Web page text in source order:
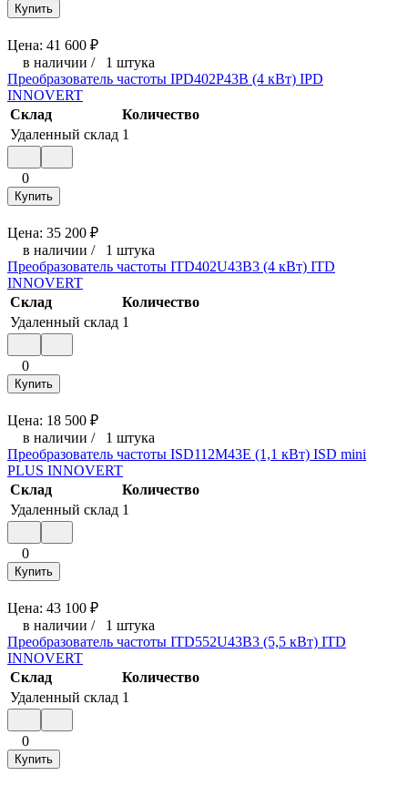
Купить
Цена: 41 600 ₽
в наличии / 1 штука
Преобразователь частоты IPD402P43B (4 кВт) IPD
INNOVERT
Склад
Количество
Удаленный склад 1
0
Купить
Цена: 35 200 ₽
в наличии / 1 штука
Преобразователь частоты ITD402U43B3 (4 кВт) ITD
INNOVERT
Склад
Количество
Удаленный склад 1
0
Купить
Цена: 18 500 ₽
в наличии / 1 штука
Преобразователь частоты ISD112M43E (1,1 кВт) ISD mini
PLUS INNOVERT
Склад
Количество
Удаленный склад 1
0
Купить
Цена: 43 100 ₽
в наличии / 1 штука
Преобразователь частоты ITD552U43B3 (5,5 кВт) ITD
INNOVERT
Склад
Количество
Удаленный склад 1
0
Купить